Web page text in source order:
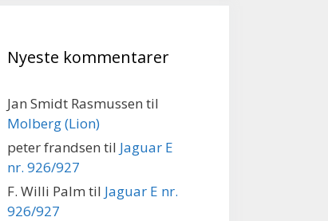
Nyeste kommentarer
Jan Smidt Rasmussen til
Molberg (Lion)
peter frandsen til Jaguar E
nr. 926/927
F. Willi Palm til Jaguar E nr.
926/927